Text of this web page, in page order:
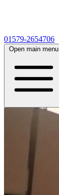
01579-2654706
Open main menu